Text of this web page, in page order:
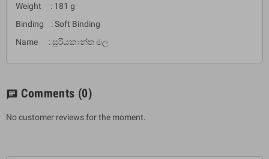
Weight : 181 g
Binding : Soft Binding
Name : සූරියකාන්ත මල
chat Comments (0)
No customer reviews for the moment.